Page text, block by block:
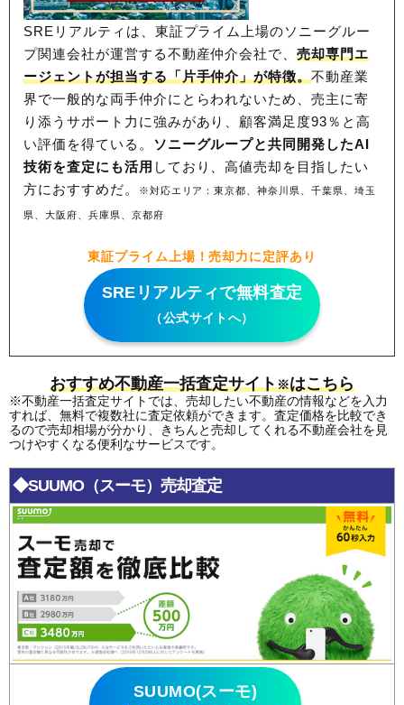
SREリアルティは、東証プライム上場のソニーグルー
プ関連会社が運営する不動産仲介会社で、売却専門エ
ージェントが担当する「片手仲介」が特徴。不動産業
界で一般的な両手仲介にとらわれないため、売主に寄
り添うサポート力に強みがあり、顧客満足度93％と高
い評価を得ている。 ソニーグループと共同開発したAI
技術を査定にも活用 しており、高値売却を目指したい
方におすすめだ。
※対応エリア：東京都、神奈川県、千葉県、埼玉
県、大阪府、兵庫県、京都府
東証プライム上場！売却力に定評あり
SREリアルティで無料査定
（公式サイトへ）
おすすめ不動産一括査定サイト※はこちら
※不動産一括査定サイトでは、売却したい不動産の情報などを入力
すれば、無料で複数社に査定依頼ができます。査定価格を比較でき
るので売却相場が分かり、きちんと売却してくれる不動産会社を見
つけやすくなる便利なサービスです。
◆SUUMO（スーモ）売却査定
SUUMO(スーモ)